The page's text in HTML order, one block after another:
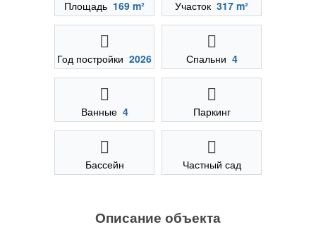
Площадь 169 m² Участок 317 m²
Год постройки 2026 Спальни 4
Ванные 4 Паркинг
Бассейн Частный сад
Описание объекта